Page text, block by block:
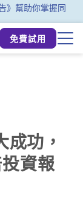
》幫助你掌握同
免費試用
功，
資報